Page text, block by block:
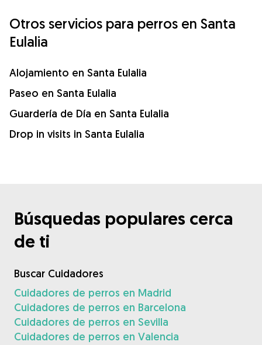
Otros servicios para perros en Santa
Eulalia
Alojamiento en Santa Eulalia
Paseo en Santa Eulalia
Guardería de Día en Santa Eulalia
Drop in visits in Santa Eulalia
Búsquedas populares cerca
de ti
Buscar Cuidadores
Cuidadores de perros en Madrid
Cuidadores de perros en Barcelona
Cuidadores de perros en Sevilla
Cuidadores de perros en Valencia